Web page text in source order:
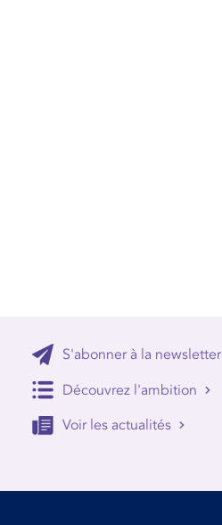
S'abonner à la newsletter
Découvrez l'ambition
Voir les actualités